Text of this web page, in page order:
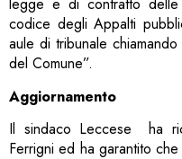
legge e di contratto
codice degli Appalti
aule di tribunale
del Comune”.
Aggiornamento
Il sindaco Leccese ha
Ferrigni ed ha garantito